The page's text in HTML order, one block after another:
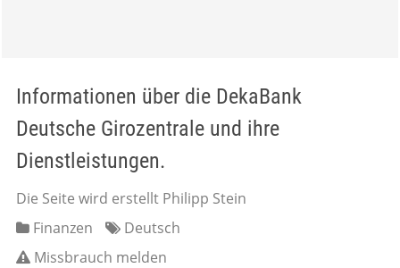
Informationen über die DekaBank
Deutsche Girozentrale und ihre
Dienstleistungen.
Die Seite wird erstellt Philipp Stein
Finanzen
Deutsch
Missbrauch melden